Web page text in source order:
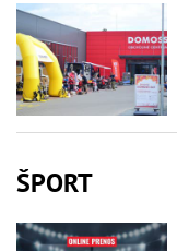
ŠPORT